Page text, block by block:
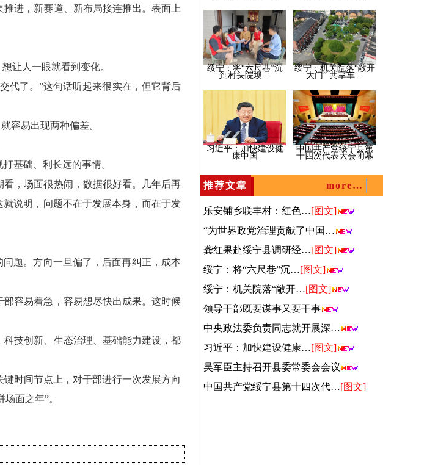
进，新赛道、新布局接连推出。表面上
让人一眼就看到变化。
了。”这句话听起来很实在，但它背后
容易出现两种偏差。
基础、利长远的事情。
，场面很热闹，数据很好看。几年后再
说明，问题不在于发展本身，而在于发
题。方向一旦偏了，后面再纠正，成本
容易着急，容易想尽快出成果。这时候
技创新、生态治理、基础能力建设，都
时间节点上，对干部进行一次发展方向
面之年”。
绥宁：将“六尺巷”沉
到村头院坝…
绥宁：机关院落“敞开
大门” 共享车…
习近平：加快建设健
康中国
中国共产党绥宁县第
十四次代表大会闭幕
推荐文章 more…
乐安铺乡联丰村：红色…[图文]
“为世界政党治理贡献了中国…
龚红果赴绥宁县调研经…[图文]
绥宁：将“六尺巷”沉…[图文]
绥宁：机关院落“敞开…[图文]
领导干部既要谋事又要干事
中央政法委负责同志就开展深…
习近平：加快建设健康…[图文]
吴军臣主持召开县委常委会会议
中国共产党绥宁县第十四次代…[图文]